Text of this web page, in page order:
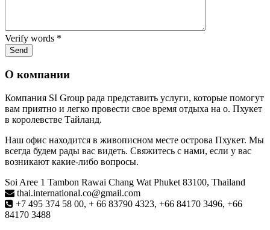
Verify words *
О компании
Компания SI Group рада представить услуги, которые помогут
вам приятно и легко провести свое время отдыха на о. Пхукет
в королевстве Тайланд.
Наш офис находится в живописном месте острова Пхукет. Мы
всегда будем рады вас видеть. Свяжитесь с нами, если у вас
возникают какие-либо вопросы.
Soi Aree 1 Tambon Rawai Chang Wat Phuket 83100, Thailand
thai.international.co@gmail.com
+7 495 374 58 00, + 66 83790 4323, +66 84170 3496, +66
84170 3488